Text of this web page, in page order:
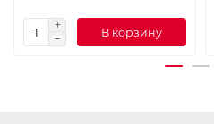
В корзину